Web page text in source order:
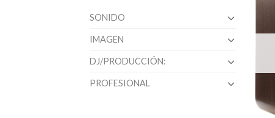
SONIDO
IMAGEN
DJ/PRODUCCIÓN:
PROFESIONAL